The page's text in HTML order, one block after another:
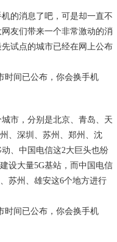
的消息了吧，可是却一直不
友们带来一个非常激动的消
试点的城市已经在网上公布
市，分别是北京、青岛、天
、深圳、苏州、郑州、沈
、中国电信这2大巨头也纷
设大量5G基站，而中国电信
苏州、雄安这6个地方进行